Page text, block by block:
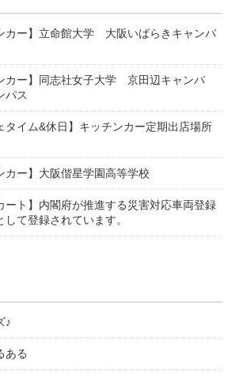
カー】立命館大学 大阪いばらきキャンパ
カー】同志社女子大学 京田辺キャンパ
パス
タイム&休日】キッチンカー定期出店場所
カー】大阪偕星学園高等学校
ート】内閣府が推進する災害対応車両登録
て登録されています。
♪
ある